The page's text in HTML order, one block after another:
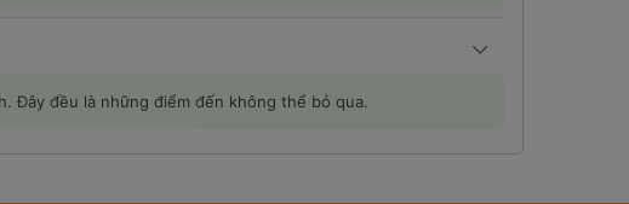
Đây đều là những điểm đến không thể bỏ qua.